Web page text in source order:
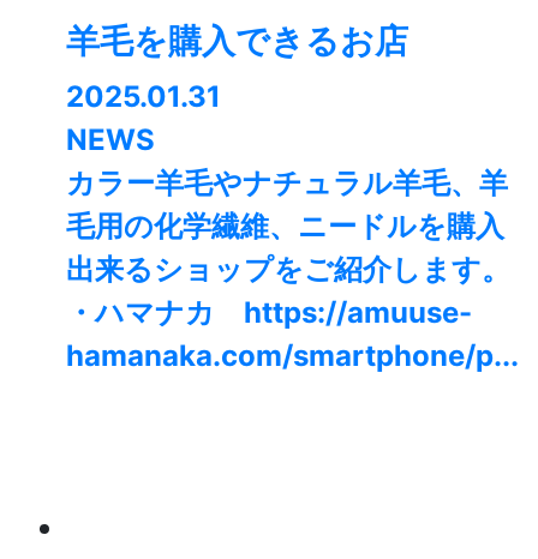
羊毛を購入できるお店
2025.01.31
NEWS
カラー羊毛やナチュラル羊毛、羊
毛用の化学繊維、ニードルを購入
出来るショップをご紹介します。
・ハマナカ https://amuuse-
hamanaka.com/smartphone/p...